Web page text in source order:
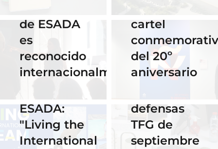
de ESADA
es
reconocido
internacionalmente
cartel
del 20º
aniversario
02 Octubre 2025
Celebra los
#ErasmusDays
ESADA:
"Living the
International
16 Septiembre
2025
Horario y
acceso al
streaming
de las
defensas
TFG de
septiembre